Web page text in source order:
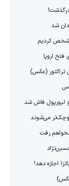
شد
مشخص کردیم
اروپا
تراکتور (عکس)
لیورپول فاش شد
می‌شوند
نخواهم رفت
اجازه دهد!